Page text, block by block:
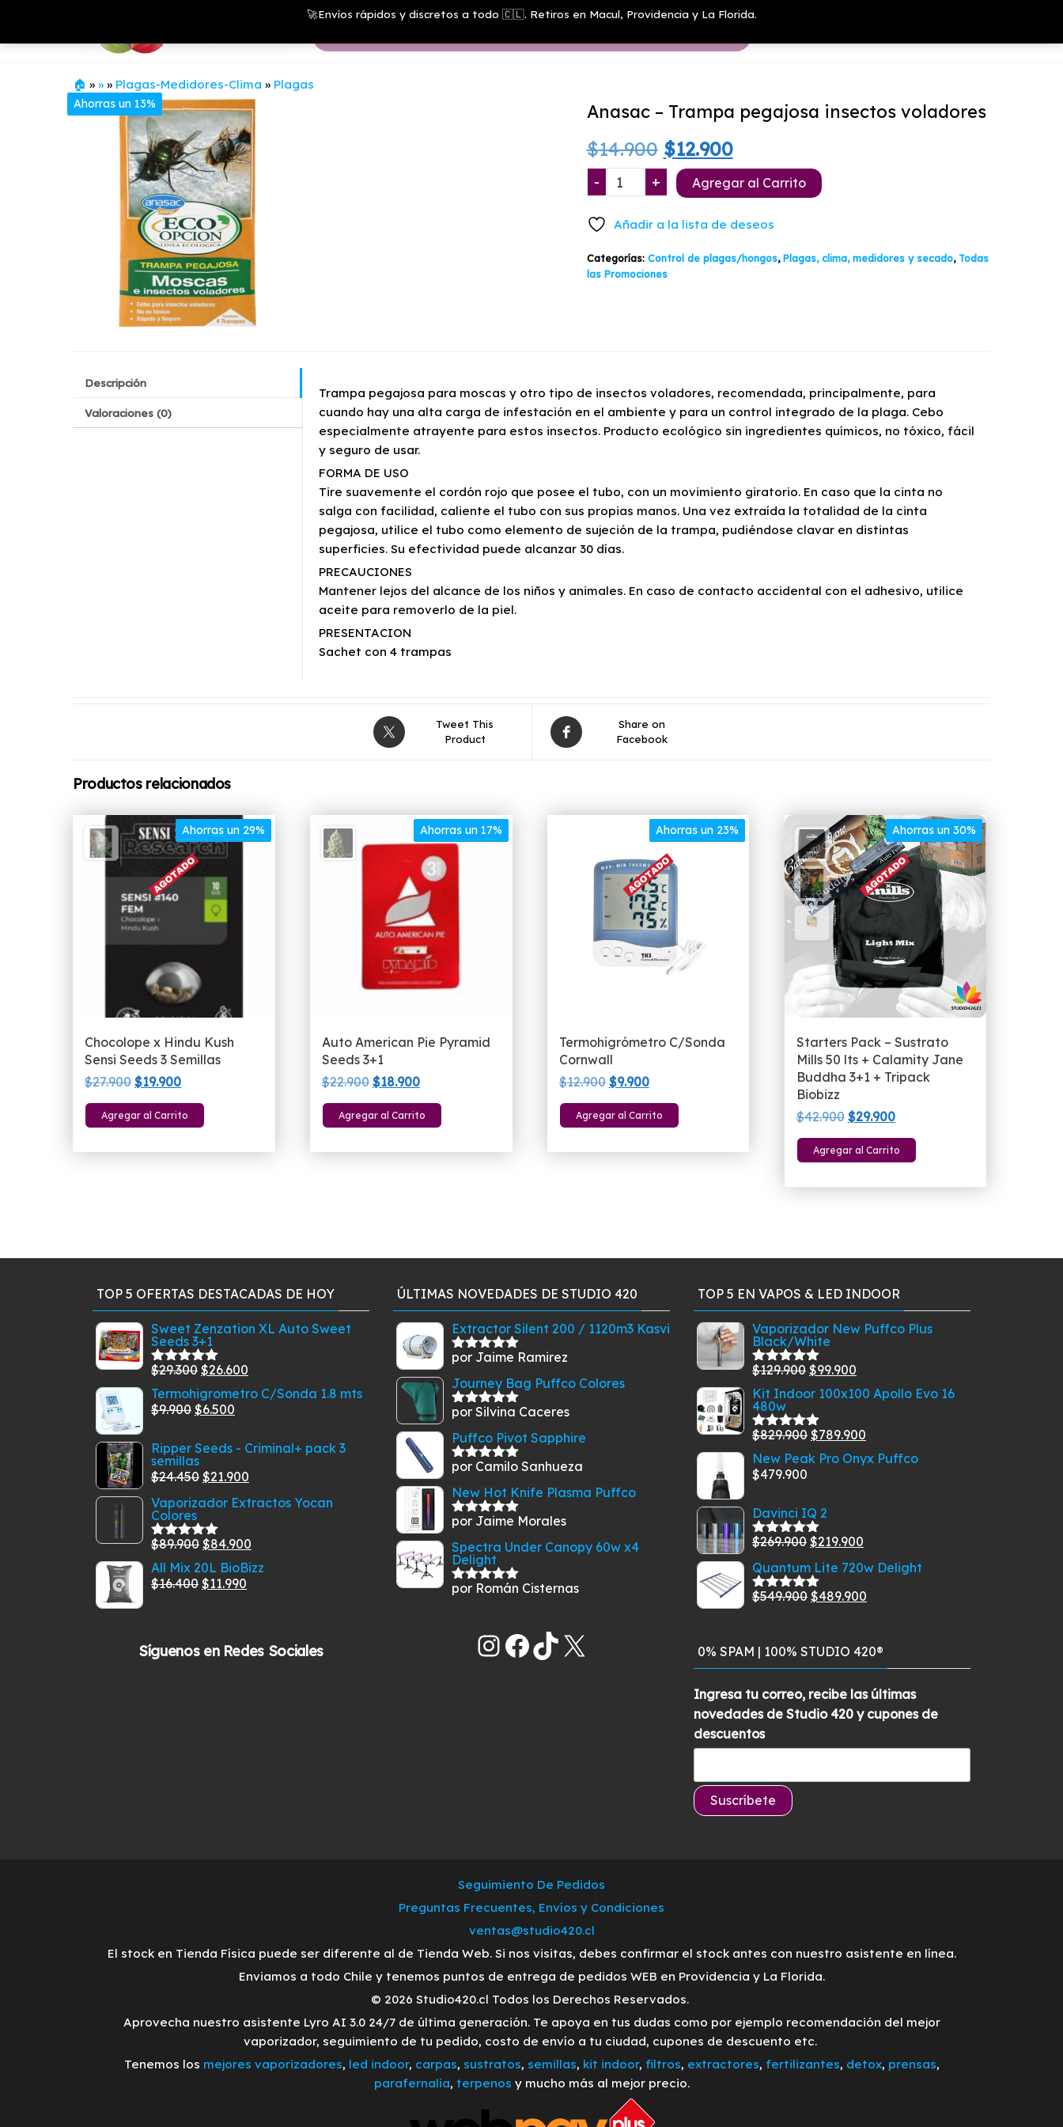
contenido
🚀Envíos rápidos y discretos a todo 🇨🇱. Retiros en Macul, Providencia y La Florida.
Growshop
& LED
🏠 » » » Plagas-Medidores-Clima » Plagas
Ahorras un 13% Anasac – Trampa pegajosa insectos voladores
$14.900 El
precio
$14.900.
$12.900El
precio
$12.900.
-
Anasac
-
pegajosa
insectos
voladores
+ Agregar al Carrito
Añadir a la lista de deseos
Categorías: Control de plagas/hongos,Plagas, clima, medidores y secado, Todas
las Promociones
Descripción
Valoraciones (0)
Trampa pegajosa para moscas y otro tipo de insectos voladores, recomendada, principalmente, para
cuando hay una alta carga de infestación en el ambiente y para un control integrado de la plaga. Cebo
especialmente atrayente para estos insectos. Producto ecológico sin ingredientes químicos, no tóxico, fácil
y seguro de usar.
FORMA DE USO
Tire suavemente el cordón rojo que posee el tubo, con un movimiento giratorio. En caso que la cinta no
salga con facilidad, caliente el tubo con sus propias manos. Una vez extraída la totalidad de la cinta
pegajosa, utilice el tubo como elemento de sujeción de la trampa, pudiéndose clavar en distintas
superficies. Su efectividad puede alcanzar 30 días.
PRECAUCIONES
Mantener lejos del alcance de los niños y animales. En caso de contacto accidental con el adhesivo, utilice
aceite para removerlo de la piel.
PRESENTACION
Sachet con 4 trampas
Tweet This
Product
Share on
Facebook
Productos relacionados
Ahorras un 29%
Chocolope x Hindu Kush
Sensi Seeds 3 Semillas
$27.900 El
precio
original
$19.900El
precio
actual
Agregar al Carrito
Ahorras un 17%
Auto American Pie Pyramid
Seeds 3+1
$22.900 El
precio
original
$18.900El
precio
actual
Agregar al Carrito
Ahorras un 23%
Termohigrómetro C/Sonda
Cornwall
$12.900 El
precio
original
$9.900El
precio
actual
Agregar al Carrito
Ahorras un 30%
Starters Pack – Sustrato
Mills 50 lts + Calamity Jane
Buddha 3+1 + Tripack
Biobizz
$42.900 El
precio
original
$29.900El
precio
actual
Agregar al Carrito
TOP 5 OFERTAS DESTACADAS DE HOY
Sweet Zenzation XL Auto Sweet
Seeds 3+1
Valorado
5.00de
5
$29.300 El
precio
original
$29.300.
$26.600
precio
$26.600.
Termohigrometro C/Sonda 1.8 mts
$9.900 El
original
era:
$9.900.
$6.500
actual
$6.500.
Ripper Seeds - Criminal+ pack 3
semillas
$24.450 El
precio
era:
$24.450.
$21.900
precio
$21.900.
Vaporizador Extractos Yocan
Colores
Valorado
5.00
5
$89.900 El
precio
original
$84.900
precio
All Mix 20L BioBizz
$16.400 El
$16.400.
$11.990
es:
$11.990.
ÚLTIMAS NOVEDADES DE STUDIO 420
Extractor Silent 200 / 1120m3 Kasvi
Valorado
por Jaime Ramirez
Journey Bag Puffco Colores
Valorado
por Silvina Caceres
Puffco Pivot Sapphire
Valorado
por Camilo Sanhueza
New Hot Knife Plasma Puffco
Valorado
por Jaime Morales
Spectra Under Canopy 60w x4
Delight
Valorado
por Román Cisternas
TOP 5 EN VAPOS & LED INDOOR
Vaporizador New Puffco Plus
Black/White
Valorado
con
5
$129.900 El
precio
era:
$99.900
precio
es:
Kit Indoor 100x100 Apollo Evo 16
480w
Valorado
5
$829.900 El
precio
$829.900.
$789.900
precio
New Peak Pro Onyx Puffco
$479.900
Davinci IQ 2
Valorado
5
$269.900 El
precio
original
era:
$219.900
precio
actual
es:
Quantum Lite 720w Delight
Valorado
$549.900 El
era:
$549.900.
$489.900
es:
$489.900.
Síguenos en Redes Sociales Instagram
Facebook
TikTok
X 0% SPAM | 100% STUDIO 420®
Ingresa tu correo, recibe las últimas
novedades de Studio 420 y cupones de
descuentos
Seguimiento De Pedidos
Preguntas Frecuentes, Envíos y Condiciones
ventas@studio420.cl
El stock en Tienda Física puede ser diferente al de Tienda Web. Si nos visitas, debes confirmar el stock antes con nuestro asistente en línea.
Enviamos a todo Chile y tenemos puntos de entrega de pedidos WEB en Providencia y La Florida.
© 2026 Studio420.cl Todos los Derechos Reservados.
Aprovecha nuestro asistente Lyro AI 3.0 24/7 de última generación. Te apoya en tus dudas como por ejemplo recomendación del mejor
vaporizador, seguimiento de tu pedido, costo de envío a tu ciudad, cupones de descuento etc.
Tenemos los mejores vaporizadores, led indoor, carpas, sustratos, semillas, kit indoor, filtros, extractores, fertilizantes, detox, prensas,
parafernalia, terpenos y mucho más al mejor precio.